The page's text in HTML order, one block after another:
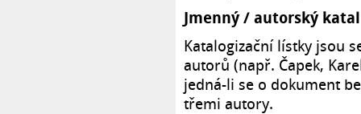
Jmenný / autorský
Katalogizační lístky jsou
autorů (např. Čapek,
jedná-li se o dokument
třemi autory.